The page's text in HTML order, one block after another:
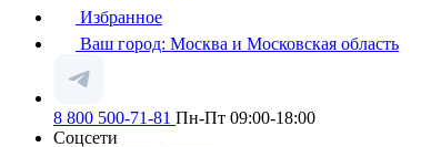
Избранное
Ваш город: Москва и Московская область
8 800 500-71-81 Пн-Пт 09:00-18:00
Соцсети